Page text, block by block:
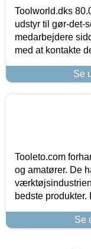
Toolworld.dks
udstyr til gør-det-
medarbejdere
med at kontakte
Se
Tooleto.com
og amatører. De
bedste
Se